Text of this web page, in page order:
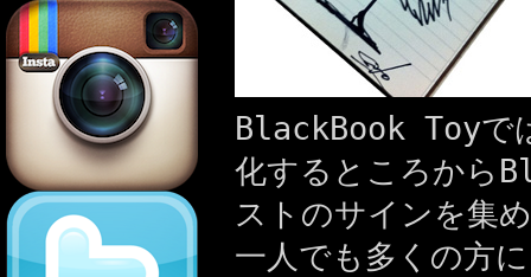
BlackBook Toyで
化するところから
ストのサインを集
一人でも多くの方